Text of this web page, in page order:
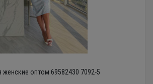
женские оптом 69582430 7092-5